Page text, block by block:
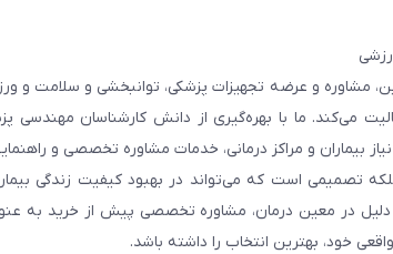
مشاوره و عرضه تجهیزات پزشکی، توانبخشی و سلامت و
می‌کند. ما با بهره‌گیری از دانش کارشناسان مهندسی
بیماران و مراکز درمانی، خدمات مشاوره تخصصی و
تصمیمی است که می‌تواند در بهبود کیفیت زندگی
در معین درمان، مشاوره تخصصی پیش از خرید به
خود، بهترین انتخاب را داشته باشد.